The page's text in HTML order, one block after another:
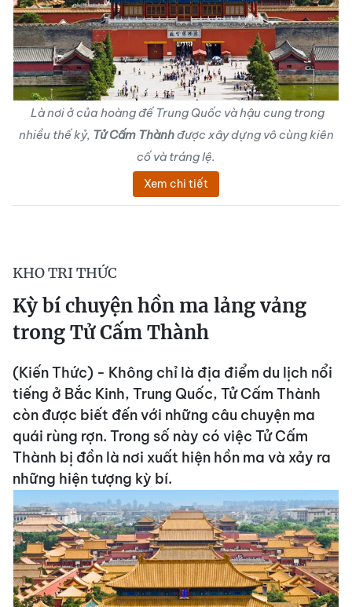
Là nơi ở của hoàng đế Trung Quốc và hậu cung trong
nhiều thế kỷ, Tử Cấm Thànhđược xây dựng vô cùng kiên
cố và tráng lệ.
Xem chi tiết
KHO TRI THỨC
Kỳ bí chuyện hồn ma lảng vảng
trong Tử Cấm Thành
(Kiến Thức) - Không chỉ là địa điểm du lịch nổi
tiếng ở Bắc Kinh, Trung Quốc, Tử Cấm Thành
còn được biết đến với những câu chuyện ma
quái rùng rợn. Trong số này có việc Tử Cấm
Thành bị đồn là nơi xuất hiện hồn ma và xảy ra
những hiện tượng kỳ bí.